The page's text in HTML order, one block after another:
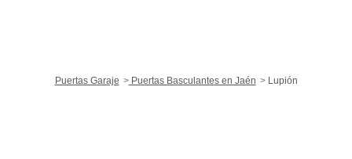
Puertas Garaje Puertas Basculantes en Jaén Lupión